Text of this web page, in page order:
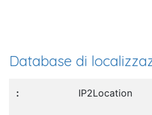
Database di
IP2Location